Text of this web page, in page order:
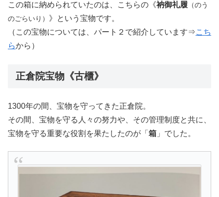
この箱に納められていたのは、こちらの《衲御礼履 （のう
のごらいり） 》という宝物です。
（この宝物については、パート２で紹介しています⇒こち
らから）
正倉院宝物《古櫃》
1300年の間、宝物を守ってきた正倉院。
その間、宝物を守る人々の努力や、その管理制度と共に、
宝物を守る重要な役割を果たしたのが「 箱 」でした。